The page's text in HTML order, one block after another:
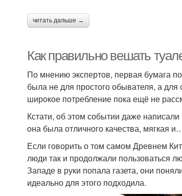
читать дальше →
Как правильно вешать
По мнению экспертов, первая бумага
была не для простого обывателя, а
широкое потребление пока ещё не
Кстати, об этом событии даже
она была отличного качества, мягкая
Если говорить о том самом Древнем
люди так и продолжали пользоваться
Западе в руки попала газета, они
идеально для этого подходила.